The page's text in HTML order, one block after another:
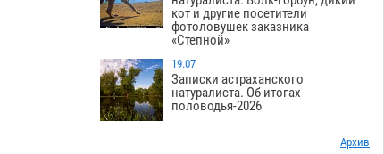
кот и другие посетители
фотоловушек заказника
«Степной»
19.07
Записки астраханского
натуралиста. Об итогах
половодья-2026
Архив